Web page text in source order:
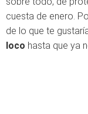
cuesta de enero.
de lo que te
loco hasta que ya